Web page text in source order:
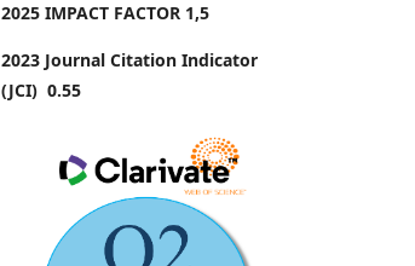
2025 IMPACT FACTOR 1,5
2023 Journal Citation Indicator
(JCI) 0.55